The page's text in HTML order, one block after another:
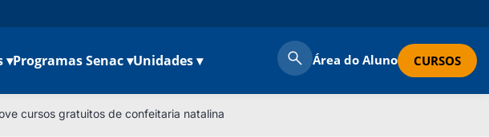
▾Programas Senac ▾Unidades ▾ Área do Aluno CURSOS
cursos gratuitos de confeitaria natalina